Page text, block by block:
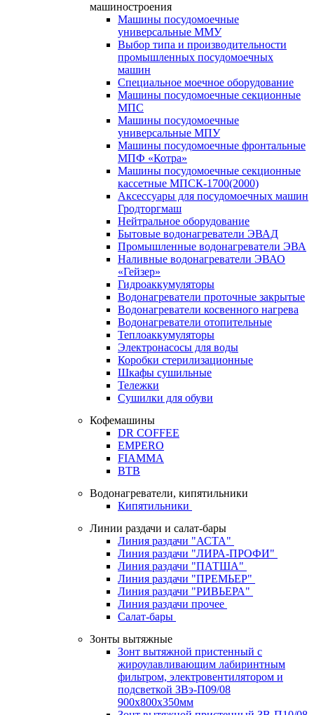
машиностроения
Машины посудомоечные
универсальные ММУ
Выбор типа и производительности
промышленных посудомоечных
машин
Специальное моечное оборудование
Машины посудомоечные секционные
МПС
Машины посудомоечные
универсальные МПУ
Машины посудомоечные фронтальные
МПФ «Котра»
Машины посудомоечные секционные
кассетные МПСК-1700(2000)
Аксессуары для посудомоечных машин
Гродторгмаш
Нейтральное оборудование
Бытовые водонагреватели ЭВАД
Промышленные водонагреватели ЭВА
Наливные водонагреватели ЭВАО
«Гейзер»
Гидроаккумуляторы
Водонагреватели проточные закрытые
Водонагреватели косвенного нагрева
Водонагреватели отопительные
Теплоаккумуляторы
Электронасосы для воды
Коробки стерилизационные
Шкафы сушильные
Тележки
Сушилки для обуви
Кофемашины
DR COFFEE
EMPERO
FIAMMA
BTB
Водонагреватели, кипятильники
Кипятильники
Линии раздачи и салат-бары
Линия раздачи "АСТА"
Линия раздачи "ЛИРА-ПРОФИ"
Линия раздачи "ПАТША"
Линия раздачи "ПРЕМЬЕР"
Линия раздачи "РИВЬЕРА"
Линия раздачи прочее
Салат-бары
Зонты вытяжные
Зонт вытяжной пристенный с
жироулавливающим лабиринтным
фильтром, электровентилятором и
подсветкой ЗВэ-П09/08
900х800х350мм